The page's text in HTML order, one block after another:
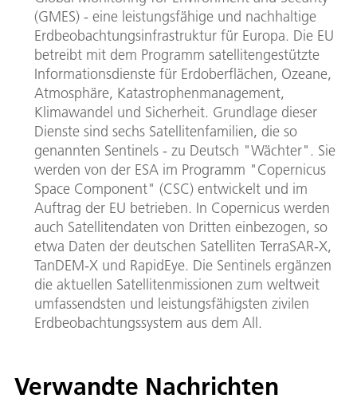
(GMES) - eine leistungsfähige und nachhaltige
Erdbeobachtungsinfrastruktur für Europa. Die EU
betreibt mit dem Programm satellitengestützte
Informationsdienste für Erdoberflächen, Ozeane,
Atmosphäre, Katastrophenmanagement,
Klimawandel und Sicherheit. Grundlage dieser
Dienste sind sechs Satellitenfamilien, die so
genannten Sentinels - zu Deutsch "Wächter". Sie
werden von der ESA im Programm "Copernicus
Space Component" (CSC) entwickelt und im
Auftrag der EU betrieben. In Copernicus werden
auch Satellitendaten von Dritten einbezogen, so
etwa Daten der deutschen Satelliten TerraSAR-X,
TanDEM-X und RapidEye. Die Sentinels ergänzen
die aktuellen Satellitenmissionen zum weltweit
umfassendsten und leistungsfähigsten zivilen
Erdbeobachtungssystem aus dem All.
Verwandte Nachrichten